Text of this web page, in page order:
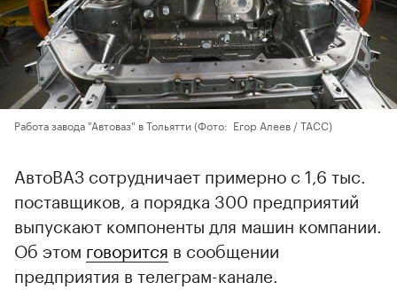
Работа завода "Автоваз" в Тольятти(Фото: Егор Алеев / ТАСС)
АвтоВАЗ сотрудничает примерно с 1,6 тыс.
поставщиков, а порядка 300 предприятий
выпускают компоненты для машин компании.
Об этом говорится в сообщении
предприятия в телеграм-канале.